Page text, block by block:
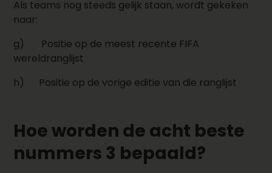
Als teams nog steeds gelijk staan, wordt gekeken
naar:
g) Positie op de meest recente FIFA
wereldranglijst
h) Positie op de vorige editie van die ranglijst
Hoe worden de acht beste
nummers 3 bepaald?